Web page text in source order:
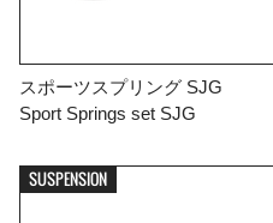
スポーツスプリング SJG
Sport Springs set SJG
SUSPENSION